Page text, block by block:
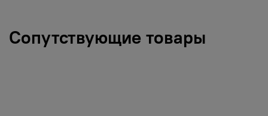
Сопутствующие товары